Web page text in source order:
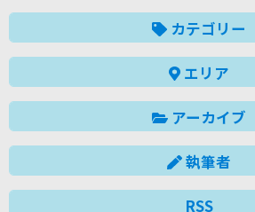
カテゴリー
エリア
アーカイブ
執筆者
RSS